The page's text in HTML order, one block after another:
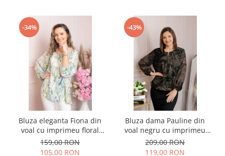
-34%
Bluza eleganta Fiona din
voal cu imprimeu floral
verde
159,00 RON
105,00 RON
-43%
Bluza dama Pauline din
voal negru cu imprimeu
floral auriu
209,00 RON
119,00 RON